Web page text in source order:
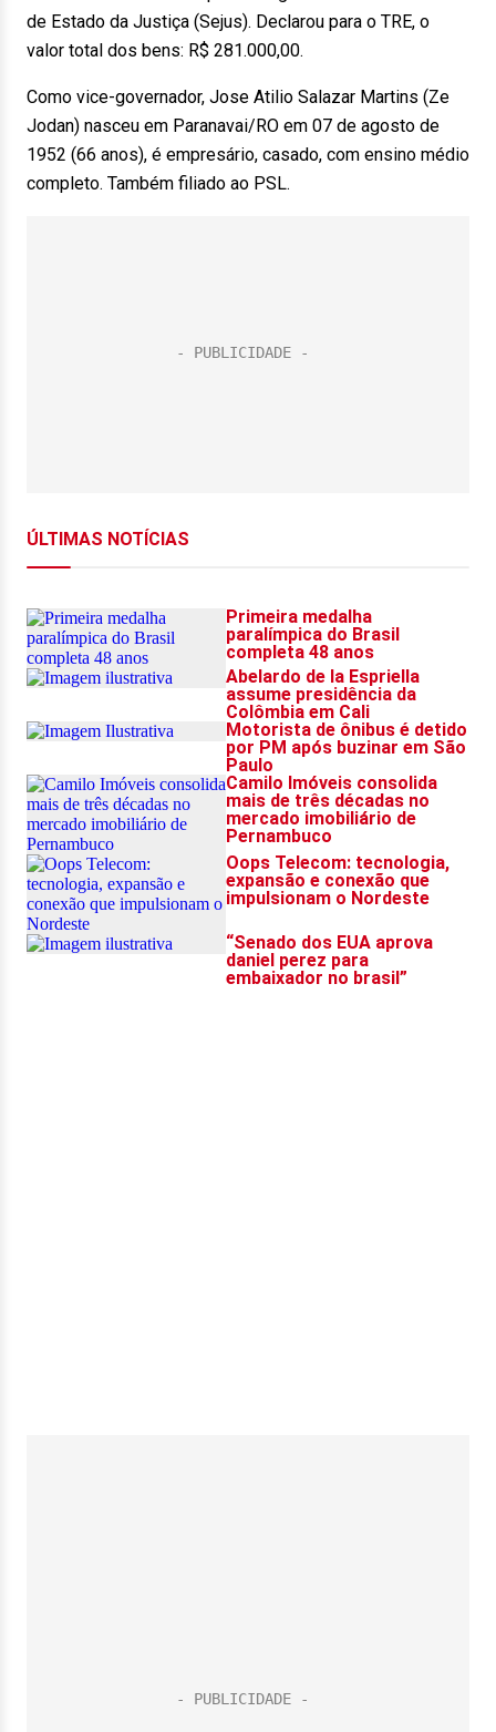
de Estado da Justiça (Sejus). Declarou para o TRE, o
valor total dos bens: R$ 281.000,00.
Como vice-governador, Jose Atilio Salazar Martins (Ze
Jodan) nasceu em Paranavai/RO em 07 de agosto de
1952 (66 anos), é empresário, casado, com ensino médio
completo. Também filiado ao PSL.